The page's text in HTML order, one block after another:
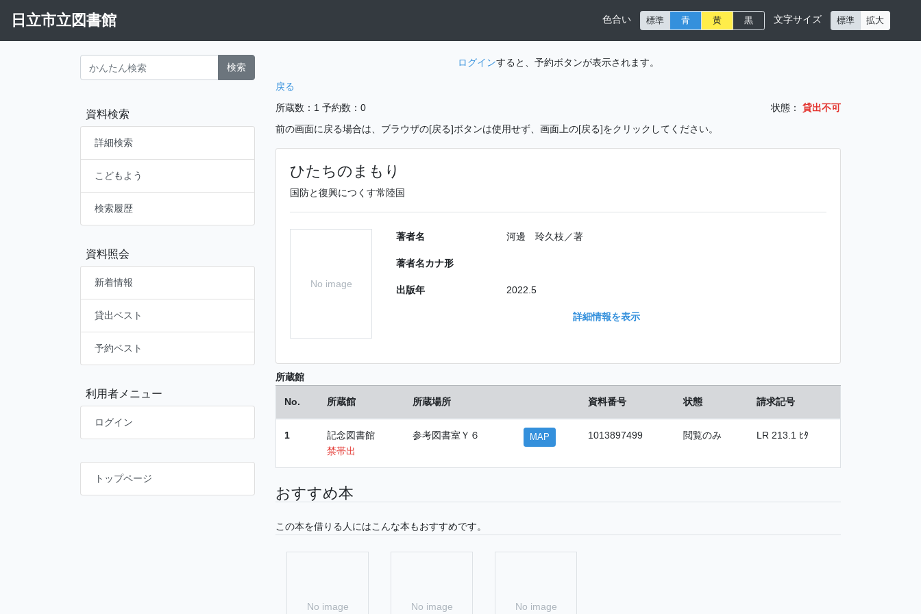
日立市立図書館 色合い 標準 青 黄 黒 文字サイズ 標準 拡大
検索
資料検索
詳細検索
こどもよう
検索履歴
資料照会
新着情報
貸出ベスト
予約ベスト
利用者メニュー
ログイン
トップページ
ログインすると、予約ボタンが表示されます。
戻る
所蔵数：1 予約数：0 状態：
貸出不可
前の画面に戻る場合は、ブラウザの[戻る]ボタンは使用せず、画面上の[戻る]をクリックしてください。
ひたちのまもり
国防と復興につくす常陸国
No image
著者名 河邊 玲久枝／著
著者名カナ形
出版年 2022.5
詳細情報を表示
所蔵館
No. 所蔵館 所蔵場所 資料番号 状態 請求記号
1
記念図書館
禁帯出
参考図書室Ｙ６ MAP 1013897499 閲覧のみ LR 213.1 ﾋﾀ
おすすめ本
この本を借りる人にはこんな本もおすすめです。
No image No image No image